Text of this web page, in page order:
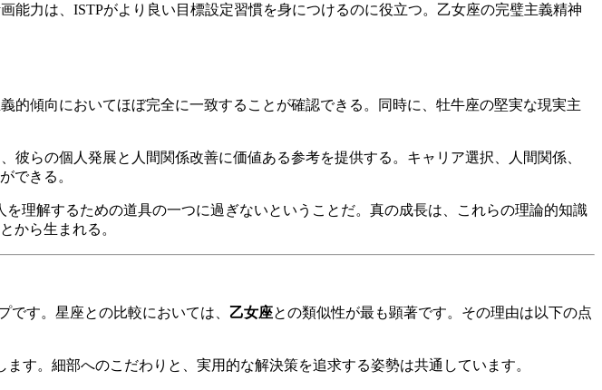
力は、ISTPがより良い目標設定習慣を身につけるのに役立つ。乙女座の完璧主義精神
傾向においてほぼ完全に一致することが確認できる。同時に、牡牛座の堅実な現実主
らの個人発展と人間関係改善に価値ある参考を提供する。キャリア選択、人間関係、
できる。
理解するための道具の一つに過ぎないということだ。真の成長は、これらの理論的知識
から生まれる。
す。星座との比較においては、 乙女座との類似性が最も顕著です。その理由は以下の点
す。細部へのこだわりと、実用的な解決策を追求する姿勢は共通しています。